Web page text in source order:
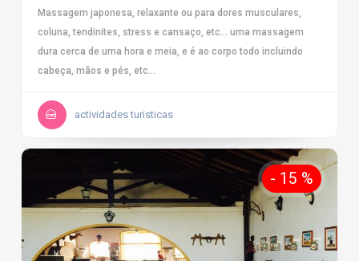
Massagem japonesa, relaxante ou para dores musculares,
coluna, tendinites, stress e cansaço, etc... uma massagem
dura cerca de uma hora e meia, e é ao corpo todo incluindo
cabeça, mãos e pés, etc...
actividades turisticas
- 15 %